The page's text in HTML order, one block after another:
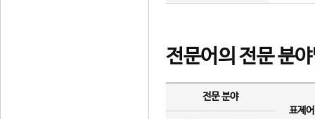
전문어의 전문 분
전문 분야
표제